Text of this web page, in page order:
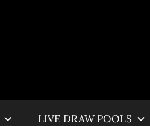
LIVE DRAW POOLS